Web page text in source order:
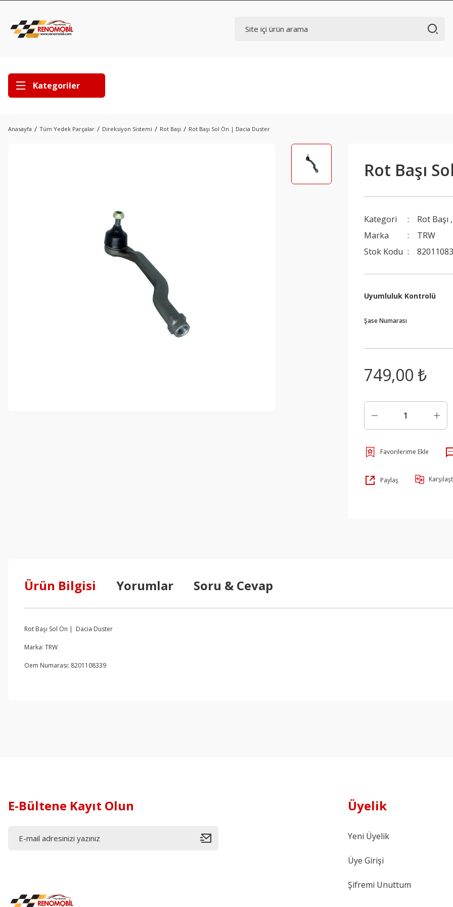
Kategoriler
Anasayfa Tüm Yedek Parçalar Direksiyon Sistemi Rot Başı Rot Başı Sol Ön | Dacia Duster
Rot Başı
Kategori Rot Başı
Marka
TRW
Stok Kodu
Uyumluluk Kontrolü
Şase Numarası
749,00 ₺
Paylaş
Ürün Bilgisi Yorumlar Soru & Cevap
Rot Başı Sol Ön | Dacia Duster
Marka: TRW
Oem Numarası: 8201108339
E-Bültene Kayıt Olun Üyelik
Yeni Üyelik
Üye Girişi
Şifremi Unuttum